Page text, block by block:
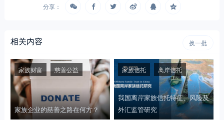
分享：
相关内容 换一批
家族企业的慈善之路在何方？
家族财富 慈善公益
我国离岸家族信托特征、风险及
外汇监管研究
家族信托 离岸信托